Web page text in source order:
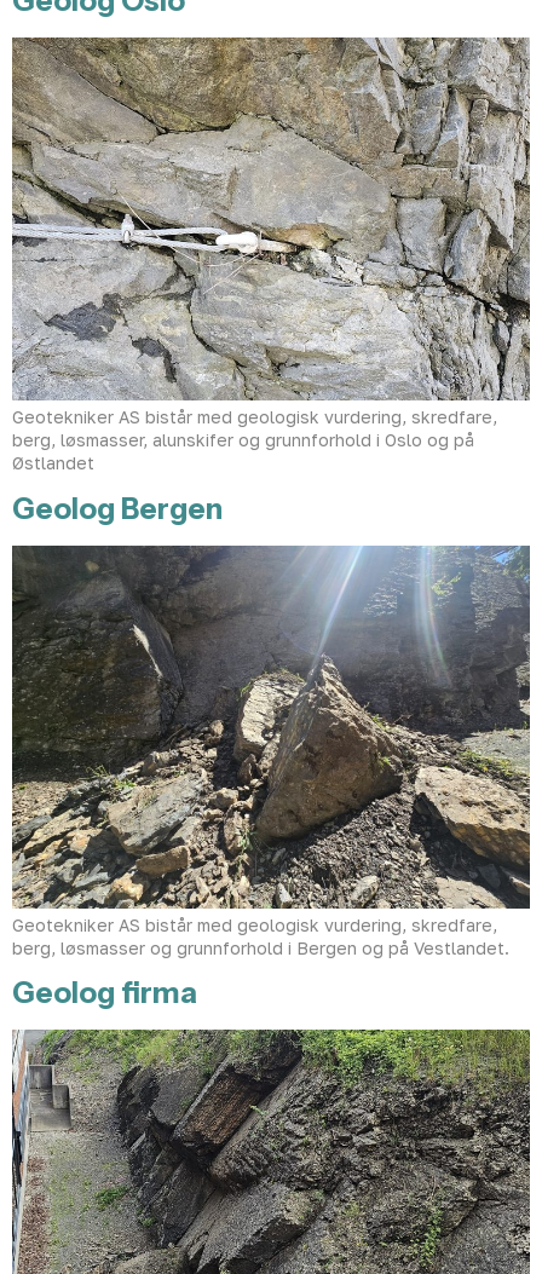
Geotekniker AS bistår med geologisk vurdering, skredfare,
berg, løsmasser, alunskifer og grunnforhold i Oslo og på
Østlandet
Geolog Bergen
Geotekniker AS bistår med geologisk vurdering, skredfare,
berg, løsmasser og grunnforhold i Bergen og på Vestlandet.
Geolog firma